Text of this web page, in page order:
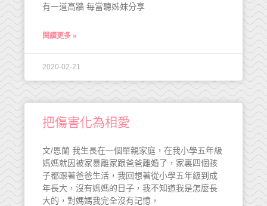
有一道高牆 每當聽姊妹分享
閱讀更多 »
2020-02-21
把傷害化為相愛
文/恩蘭 我生長在一個單親家庭，在我小學五年級
媽媽就因被家暴離家跟爸爸離婚了，家裏四個孩
子都跟著爸爸生活，我回想著從小學五年級到成
年長大，沒有媽媽的日子，我不知道我是怎麼長
大的，對媽媽我完全沒有記憶，